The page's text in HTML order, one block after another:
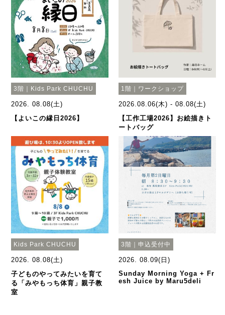
3階｜Kids Park CHUCHU
2026. 08.08(土)
【よいこの縁日2026】
1階｜ワークショップ
2026.08.06(木) - 08.08(土)
【工作工場2026】お絵描きト
ートバッグ
Kids Park CHUCHU
2026. 08.08(土)
子どものやってみたいを育て
る「みやもっち体育」親子教
室
3階｜申込受付中
2026. 08.09(日)
Sunday Morning Yoga + Fr
esh Juice by Maru5deli